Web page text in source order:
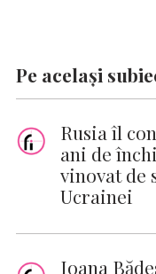
Pe același
Rusia îl
ani de
vinovat de
Ucrainei
Ioana